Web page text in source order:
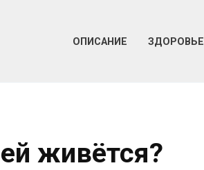
ОПИСАНИЕ ЗДОРОВЬЕ
живётся?